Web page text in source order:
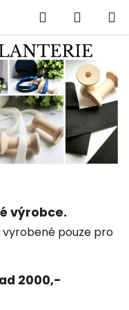
Hledat
KOŠÍK
výrobce.
vyrobené pouze pro
2000,-